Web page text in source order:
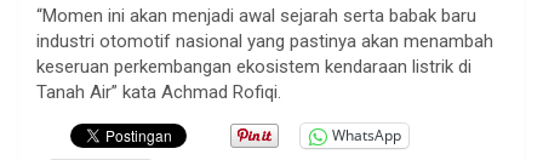
“Momen ini akan menjadi awal sejarah serta babak baru
industri otomotif nasional yang pastinya akan menambah
keseruan perkembangan ekosistem kendaraan listrik di
Tanah Air” kata Achmad Rofiqi.
WhatsApp